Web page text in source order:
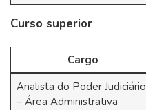
Curso superior
Cargo
Analista do Poder Judiciário
– Área Administrativa